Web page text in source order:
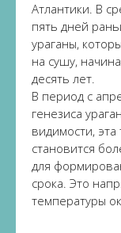
Атлантики. В
пять дней
ураганы,
на сушу,
десять лет.
В период с
генезиса
видимости, эта
становится
для
срока. Это
температуры